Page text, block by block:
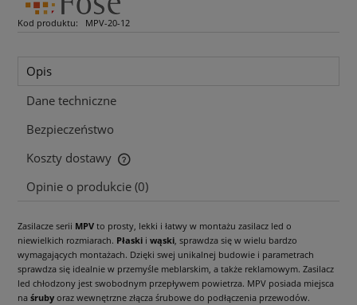
Kod produktu: MPV-20-12
Opis
Dane techniczne
Bezpieczeństwo
Koszty dostawy
Cena nie zawiera ewentualnych kosztów płatności
Opinie o produkcie (0)
Zasilacze serii MPV to prosty, lekki i łatwy w montażu zasilacz led o
niewielkich rozmiarach. Płaski i wąski, sprawdza się w wielu bardzo
wymagających montażach. Dzięki swej unikalnej budowie i parametrach
sprawdza się idealnie w przemyśle meblarskim, a także reklamowym. Zasilacz
led chłodzony jest swobodnym przepływem powietrza. MPV posiada miejsca
na śruby oraz wewnętrzne złącza śrubowe do podłączenia przewodów.